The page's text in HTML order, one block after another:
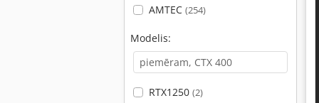
AMTEC (254)
Modelis:
RTX1250 (2)